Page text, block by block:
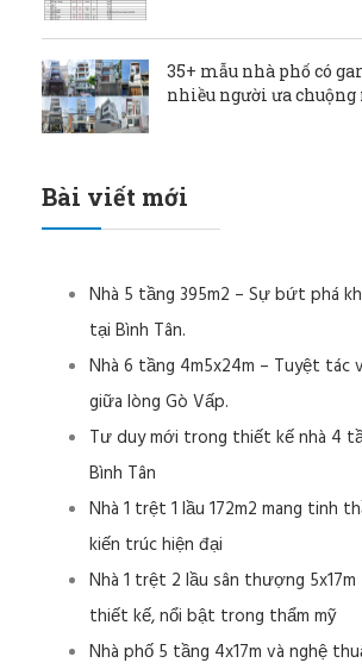
35+ mẫu nhà phố có
nhiều người ưa chuộng
Bài viết mới
Nhà 5 tầng 395m2 – Sự bứt phá
tại Bình Tân.
Nhà 6 tầng 4m5x24m – Tuyệt tác
giữa lòng Gò Vấp.
Tư duy mới trong thiết kế nhà 4
Bình Tân
Nhà 1 trệt 1 lầu 172m2 mang tinh
kiến trúc hiện đại
Nhà 1 trệt 2 lầu sân thượng
thiết kế, nổi bật trong thẩm mỹ
Nhà phố 5 tầng 4x17m và nghệ